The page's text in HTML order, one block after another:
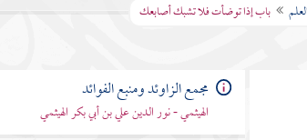
باب إذا توضأت فلا تشبك أصابعك
مجمع الزاوئد ومنبع الفوائد
الهيثمي - نور الدين علي بن أبي بكر الهيثمي